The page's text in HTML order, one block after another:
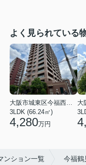
よく見られている
3LDK (66.24㎡)
4,280万円
ンション一覧 今福鶴